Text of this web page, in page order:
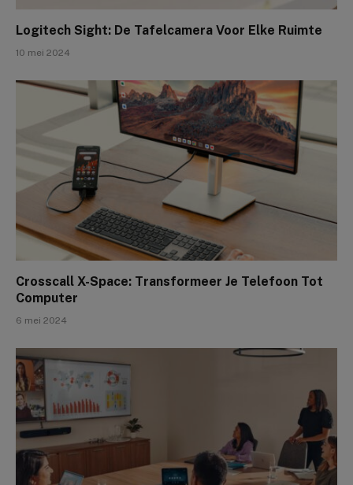
Logitech Sight: De Tafelcamera Voor Elke Ruimte
10 mei 2024
Crosscall X-Space: Transformeer Je Telefoon Tot
Computer
6 mei 2024